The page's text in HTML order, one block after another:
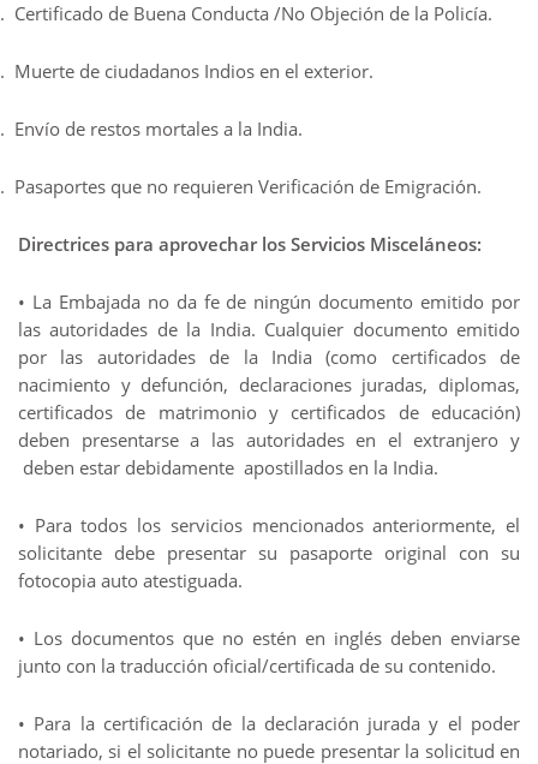
Certificado de Buena Conducta /No Objeción de la Policía.
Muerte de ciudadanos Indios en el exterior.
Envío de restos mortales a la India.
Pasaportes que no requieren Verificación de Emigración.
Directrices para aprovechar los Servicios Misceláneos:
• La Embajada no da fe de ningún documento emitido por
las autoridades de la India. Cualquier documento emitido
por las autoridades de la India (como certificados de
nacimiento y defunción, declaraciones juradas, diplomas,
certificados de matrimonio y certificados de educación)
deben presentarse a las autoridades en el extranjero y
deben estar debidamente apostillados en la India.
• Para todos los servicios mencionados anteriormente, el
solicitante debe presentar su pasaporte original con su
fotocopia auto atestiguada.
• Los documentos que no estén en inglés deben enviarse
junto con la traducción oficial/certificada de su contenido.
• Para la certificación de la declaración jurada y el poder
notariado, si el solicitante no puede presentar la solicitud en